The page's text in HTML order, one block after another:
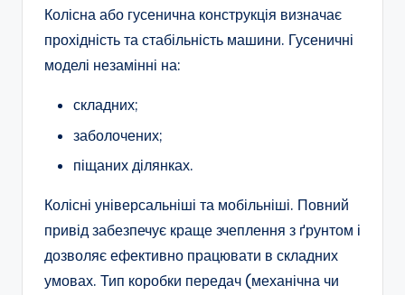
Колісна або гусенична конструкція визначає
прохідність та стабільність машини. Гусеничні
моделі незамінні на:
складних;
заболочених;
піщаних ділянках.
Колісні універсальніші та мобільніші. Повний
привід забезпечує краще зчеплення з ґрунтом і
дозволяє ефективно працювати в складних
умовах. Тип коробки передач (механічна чи